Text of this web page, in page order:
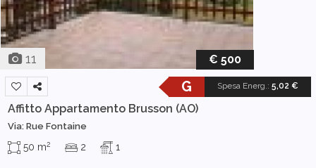
11 € 500
Spesa Energ.: 5,02 €
G
Affitto Appartamento Brusson (AO)
Via: Rue Fontaine
50 m2 2 1